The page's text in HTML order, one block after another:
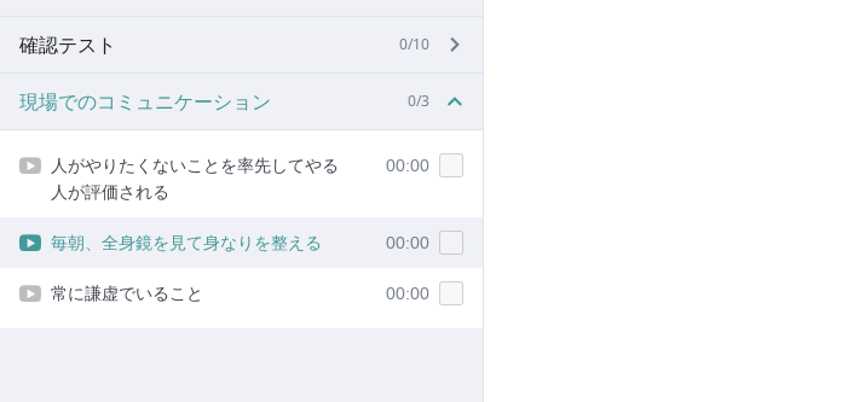
確認テスト 0/10
現場でのコミュニケーション 0/3
人がやりたくないことを率先してやる
人が評価される
00:00
毎朝、全身鏡を見て身なりを整える 00:00
常に謙虚でいること 00:00